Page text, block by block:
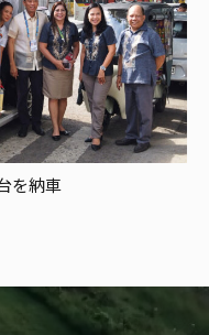
を納車